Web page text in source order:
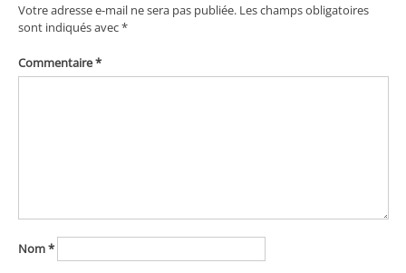
Votre adresse e-mail ne sera pas publiée. Les champs obligatoires
sont indiqués avec*
Commentaire*
Nom*